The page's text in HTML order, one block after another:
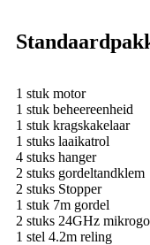
1 stuk motor
1 stuk beheereenheid
1 stuk kragskakelaar
1 stuks laaikatrol
4 stuks hanger
2 stuks gordeltandklem
2 stuks Stopper
1 stuk 7m gordel
2 stuks 24GHz
1 stel 4.2m reling